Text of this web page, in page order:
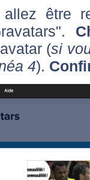
être
(si
4).